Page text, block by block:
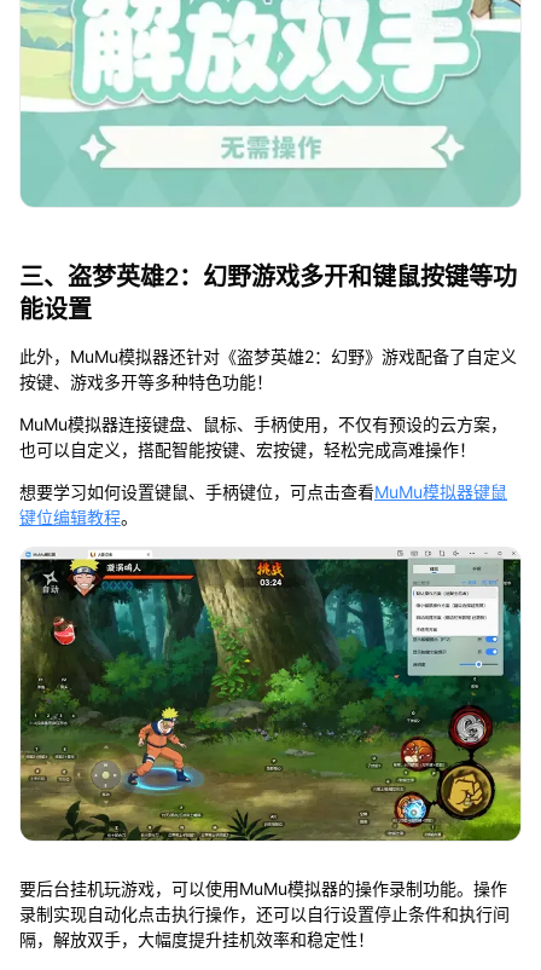
三、盗梦英雄2：幻野游戏多开和键鼠按键等功
能设置
此外，MuMu模拟器还针对《盗梦英雄2：幻野》游戏配备了自定义
按键、游戏多开等多种特色功能！
MuMu模拟器连接键盘、鼠标、手柄使用，不仅有预设的云方案，
也可以自定义，搭配智能按键、宏按键，轻松完成高难操作！
想要学习如何设置键鼠、手柄键位，可点击查看MuMu模拟器键鼠
键位编辑教程。
要后台挂机玩游戏，可以使用MuMu模拟器的操作录制功能。操作
录制实现自动化点击执行操作，还可以自行设置停止条件和执行间
隔，解放双手，大幅度提升挂机效率和稳定性！